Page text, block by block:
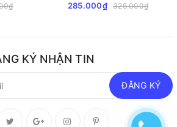
285.000₫ 325.000₫
KÝ NHẬN TIN
ĐĂNG KÝ